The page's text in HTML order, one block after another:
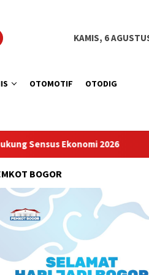
KAMIS, 6
OTOMOTIF OTODIG
2026 PWI Pusat dan
BOGOR